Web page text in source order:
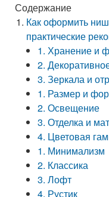
Содержание
Как оформить
практические
1. Хранение и
2.
3. Зеркала и
1. Размер и
2. Освещение
3. Отделка и
4. Цветовая
1. Минимализм
2. Классика
3. Лофт
4. Рустик